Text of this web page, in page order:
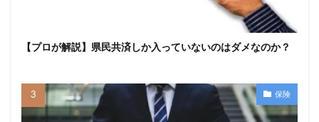
【プロが解説】県民共済しか入っていないのはダメなのか？
保険